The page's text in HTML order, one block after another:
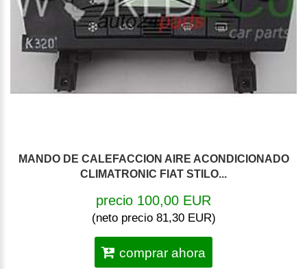
MANDO DE CALEFACCION AIRE ACONDICIONADO
CLIMATRONIC FIAT STILO...
precio 100,00 EUR
(neto precio 81,30 EUR)
comprar ahora